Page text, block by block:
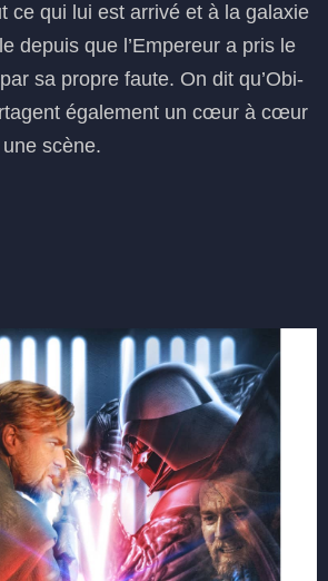
ce qui lui est arrivé et à la galaxie
depuis que l’Empereur a pris le
sa propre faute. On dit qu’Obi-
également un cœur à cœur
scène.